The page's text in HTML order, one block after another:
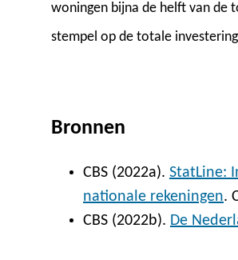
woningen bijna de helft van de
stempel op de totale
Bronnen
CBS (2022a). StatLine:
nationale rekeningen.
CBS (2022b). De